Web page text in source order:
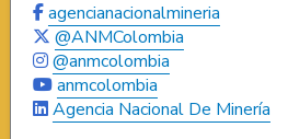
agencianacionalmineria
@ANMColombia
@anmcolombia
anmcolombia
Agencia Nacional De Minería